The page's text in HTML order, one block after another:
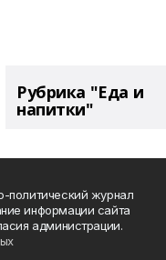
Рубрика "Еда и
напитки"
политический журнал
информации сайта
администрации.